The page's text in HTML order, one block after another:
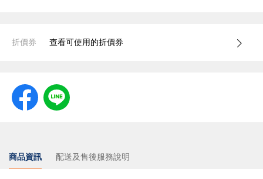
折價券 查看可使用的折價券
商品資訊 配送及售後服務說明